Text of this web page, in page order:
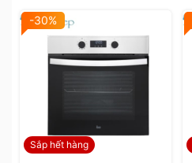
Sắp hết hàng
-30%